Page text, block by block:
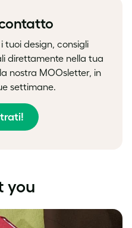
tuoi design, consigli
direttamente nella tua
nostra MOOsletter, in
settimane.
you